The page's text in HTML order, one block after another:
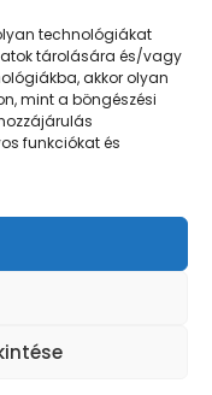
technológiákat
tárolására és/vagy
akkor olyan
mint a böngészési
funkciókat és
mérés
rights reserved.